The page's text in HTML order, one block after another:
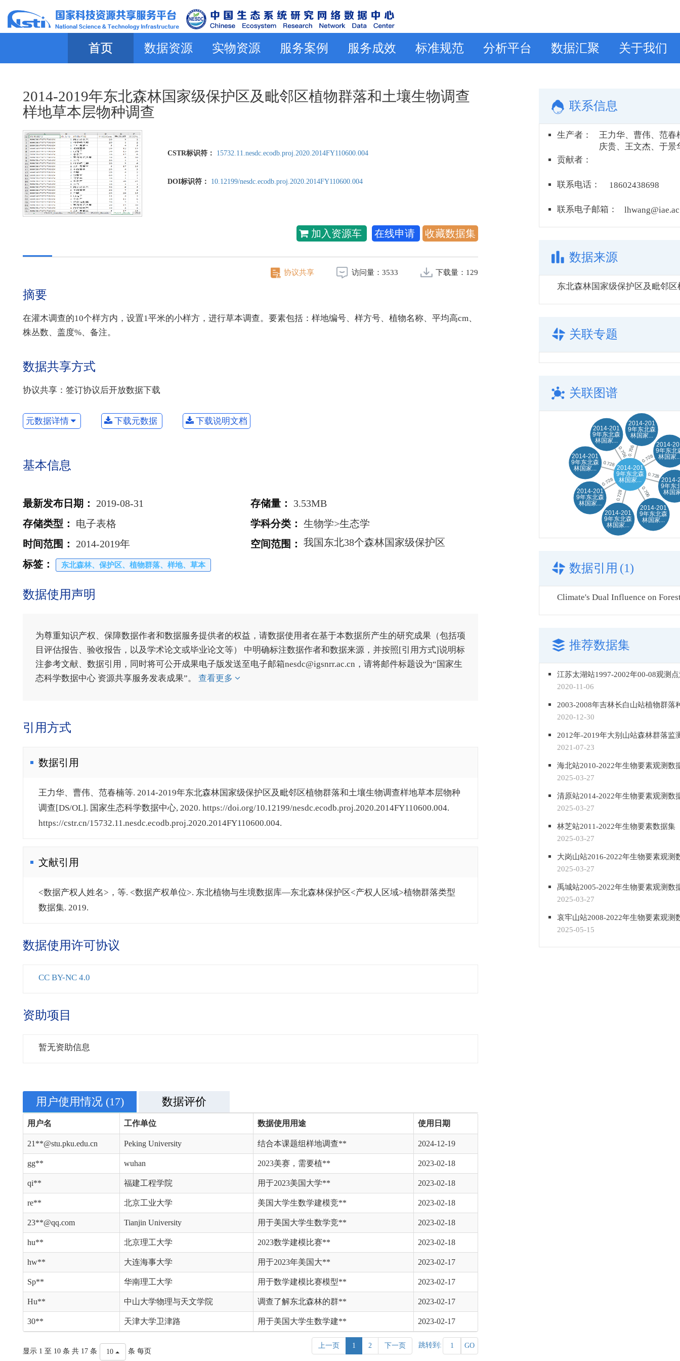
首页 数据资源 实物资源 服务案例 服务成效 标准规范 分析平台 数据汇聚 关于我们
2014-2019年东北森林国家级保护区及毗邻区植物群落和土壤生物调查
样地草本层物种调查
CSTR标识符： 15732.11.nesdc.ecodb.proj.2020.2014FY110600.004
DOI标识符： 10.12199/nesdc.ecodb.proj.2020.2014FY110600.004
加入资源车 在线申请 收藏数据集
协议共享 访问量： 3533 下载量： 129
摘要
在灌木调查的10个样方内，设置1平米的小样方，进行草本调查。要素包括：样地编号、样方号、植物名称、平均高cm、
株丛数、盖度%、备注。
数据共享方式
协议共享：签订协议后开放数据下载
元数据详情 下载元数据 下载说明文档
基本信息
最新发布日期 ： 2019-08-31 存储量 ：
3.53MB
存储类型 ： 电子表格 学科分类 ： 生物学>生态学
时间范围 ： 2014-2019年 空间范围 ： 我国东北38个森林国家级保护区
标签 ： 东北森林、保护区、植物群落、样地、草本
数据使用声明
为尊重知识产权、保障数据作者和数据服务提供者的权益，请数据使用者在基于本数据所产生的研究成果（包括项
目评估报告、验收报告，以及学术论文或毕业论文等） 中明确标注数据作者和数据来源，并按照[引用方式]说明标
注参考文献、数据引用，同时将可公开成果电子版发送至电子邮箱nesdc@igsnrr.ac.cn，请将邮件标题设为“国家生
态科学数据中心 资源共享服务发表成果”。 查看更多
引用方式
数据引用
王力华、曹伟、范春楠等. 2014-2019年东北森林国家级保护区及毗邻区植物群落和土壤生物调查样地草本层物种
调查[DS/OL]. 国家生态科学数据中心, 2020. https://doi.org/10.12199/nesdc.ecodb.proj.2020.2014FY110600.004.
https://cstr.cn/15732.11.nesdc.ecodb.proj.2020.2014FY110600.004.
文献引用
<数据产权人姓名>，等. <数据产权单位>. 东北植物与生境数据库—东北森林保护区<产权人区域>植物群落类型
数据集. 2019.
数据使用许可协议
CC BY-NC 4.0
资助项目
暂无资助信息
用户使用情况 (17) 数据评价
用户名 工作单位 数据使用用途 使用日期
21**@stu.pku.edu.cn Peking University 结合本课题组样地调查** 2024-12-19
gg** wuhan 2023美赛，需要植** 2023-02-18
qi** 福建工程学院 用于2023美国大学** 2023-02-18
re** 北京工业大学 美国大学生数学建模竞** 2023-02-18
23**@qq.com Tianjin University 用于美国大学生数学竞** 2023-02-18
hu** 北京理工大学 2023数学建模比赛** 2023-02-18
hw** 大连海事大学 用于2023年美国大** 2023-02-17
Sp** 华南理工大学 用于数学建模比赛模型** 2023-02-17
Hu** 中山大学物理与天文学院 调查了解东北森林的群** 2023-02-17
30** 天津大学卫津路 用于美国大学生数学建** 2023-02-17
显示 1 至 10 条 共 17 条 10 条 每页
上一页 1 2 下一页 跳转到: GO
联系信息
生产者 ：
王力华、曹伟、范春
庆贵、王文杰、于景
贡献者 ：
联系电话 ： 18602438698
联系电子邮箱 ：
数据来源
关联专题
关联图谱
数据引用 (1)
推荐数据集
2020-11-06
2020-12-30
2012年-2019年大别山站森林群落监
2021-07-23
海北站2010-2022年生物要素观测数
2025-03-27
清原站2014-2022年生物要素观测数
2025-03-27
林芝站2011-2022年生物要素数据集
2025-03-27
大岗山站2016-2022年生物要素观测
2025-03-27
禹城站2005-2022年生物要素观测数
2025-03-27
哀牢山站2008-2022年生物要素观测
2025-05-15